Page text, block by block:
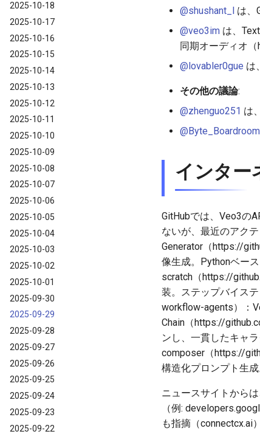
2025-10-18
2025-10-17
2025-10-16
2025-10-15
2025-10-14
2025-10-13
2025-10-12
2025-10-11
2025-10-10
2025-10-09
2025-10-08
2025-10-07
2025-10-06
2025-10-05
2025-10-04
2025-10-03
2025-10-02
2025-10-01
2025-09-30
2025-09-29
2025-09-28
2025-09-27
2025-09-26
2025-09-25
2025-09-24
2025-09-23
2025-09-22
@shushant_l は、
@veo3im は、
同期オーディオ
@lovabler0gue は
その他の議論:
@zhenguo251 は
@Byte_Boardroom
インター
GitHubでは、Veo3の
ないが、最近のアク
Generator（https://
像生成。Pythonベー
scratch（https://
装。ステップバイス
workflow-agents）：
Chain（https://
ンし、一貫したキャ
composer（https://
構造化プロンプト生成
ニュースサイトから
（例:
も指摘（connectcx.ai）